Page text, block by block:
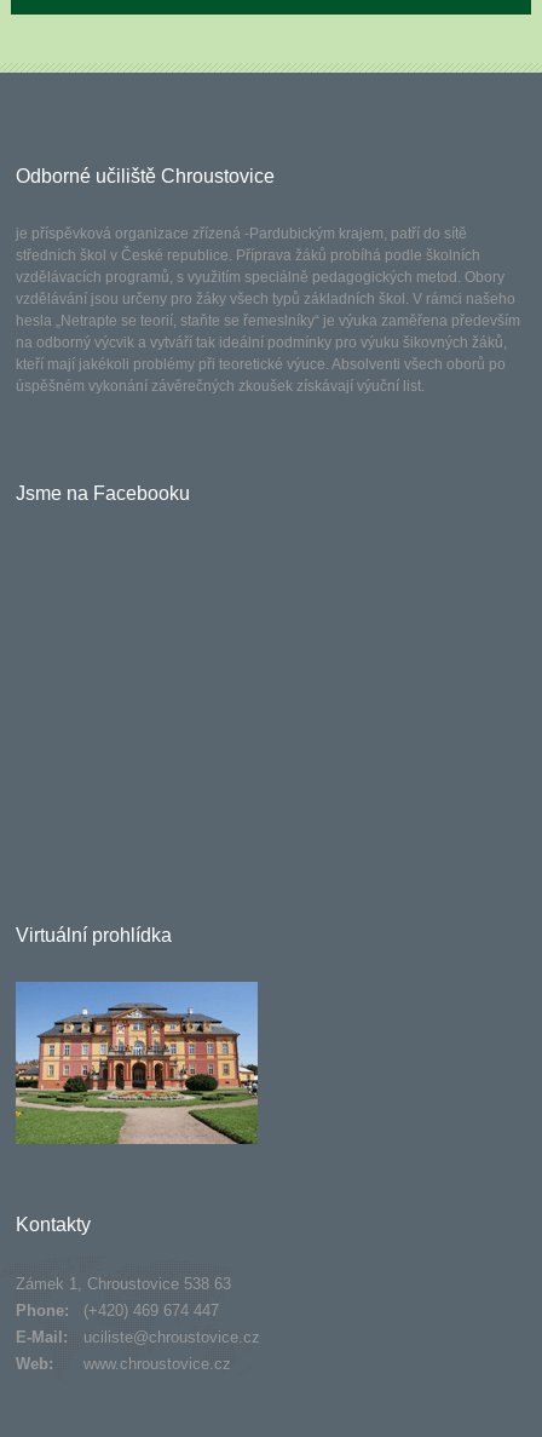
Odborné učiliště Chroustovice
je příspěvková organizace zřízená -Pardubickým krajem, patří do sítě
středních škol v České republice. Příprava žáků probíhá podle školních
vzdělávacích programů, s využitím speciálně pedagogických metod. Obory
vzdělávání jsou určeny pro žáky všech typů základních škol. V rámci našeho
hesla „Netrapte se teorií, staňte se řemeslníky“ je výuka zaměřena především
na odborný výcvik a vytváří tak ideální podmínky pro výuku šikovných žáků,
kteří mají jakékoli problémy při teoretické výuce. Absolventi všech oborů po
úspěšném vykonání závěrečných zkoušek získávají výuční list.
Jsme na Facebooku
Virtuální prohlídka
Kontakty
Zámek 1, Chroustovice 538 63
Phone:
(+420) 469 674 447
E-Mail:
uciliste@chroustovice.cz
Web:
www.chroustovice.cz